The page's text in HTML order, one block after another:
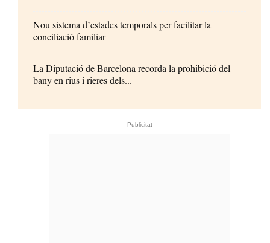
Nou sistema d’estades temporals per facilitar la
conciliació familiar
La Diputació de Barcelona recorda la prohibició del
bany en rius i rieres dels...
- Publicitat -